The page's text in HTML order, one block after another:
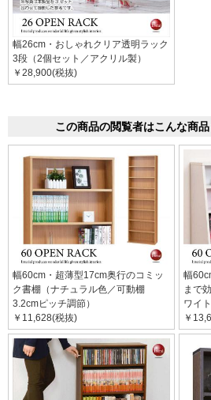
幅26cm・おしゃれクリア透明ラック
3段（2個セット／アクリル製）
￥28,900(税抜)
この商品の閲覧者はこんな商
幅60cm・超薄型17cm奥行のコミッ
ク書棚（ナチュラル色／可動棚
3.2cmピッチ調節）
￥11,628(税抜)
幅
まで
ワイト
￥